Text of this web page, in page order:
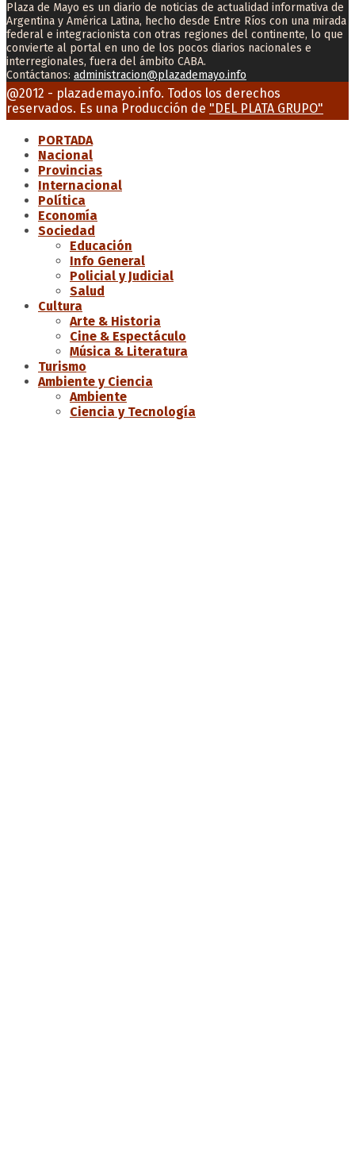
Plaza de Mayo es un diario de noticias de actualidad informativa de
Argentina y América Latina, hecho desde Entre Ríos con una mirada
federal e integracionista con otras regiones del continente, lo que
convierte al portal en uno de los pocos diarios nacionales e
interregionales, fuera del ámbito CABA.
Contáctanos: administracion@plazademayo.info
Facebook
Twitter
Instagram
Youtube
Email
@2012 - plazademayo.info. Todos los derechos
reservados. Es una Producción de "DEL PLATA GRUPO"
PORTADA
Nacional
Provincias
Internacional
Política
Economía
Sociedad
Educación
Info General
Policial y Judicial
Salud
Cultura
Arte & Historia
Cine & Espectáculo
Música & Literatura
Turismo
Ambiente y Ciencia
Ambiente
Ciencia y Tecnología